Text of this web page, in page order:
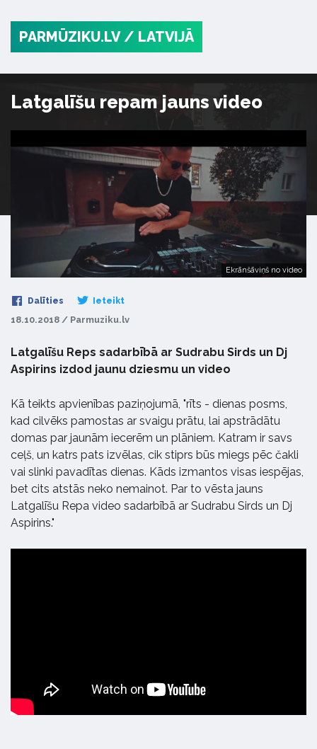
PARMŪZIKU.LV / LATVIJĀ
Latgalīšu repam jauns video
Ekrānšāviņš no video
Dalīties Ieteikt
18.10.2018 / Parmuziku.lv
Latgalīšu Reps sadarbībā ar Sudrabu Sirds un Dj
Aspirins izdod jaunu dziesmu un video
Kā teikts apvienības paziņojumā, "rīts - dienas posms,
kad cilvēks pamostas ar svaigu prātu, lai apstrādātu
domas par jaunām iecerēm un plāniem. Katram ir savs
ceļš, un katrs pats izvēlas, cik stiprs būs miegs pēc čakli
vai slinki pavadītas dienas. Kāds izmantos visas iespējas,
bet cits atstās neko nemainot. Par to vēsta jauns
Latgalīšu Repa video sadarbībā ar Sudrabu Sirds un Dj
Aspirins."